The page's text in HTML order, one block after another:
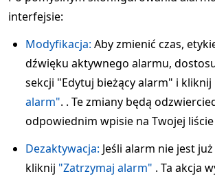
interfejsie:
Modyfikacja: Aby zmienić czas,
dźwięku aktywnego alarmu,
sekcji "Edytuj bieżący alarm" i kliknij
alarm". . Te zmiany będą
odpowiednim wpisie na Twojej
Dezaktywacja: Jeśli alarm nie jest
kliknij "Zatrzymaj alarm" . Ta akcja